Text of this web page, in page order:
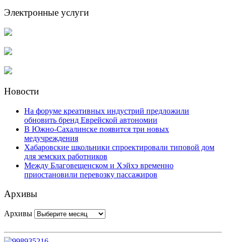
Электронные услуги
Новости
На форуме креативных индустрий предложили
обновить бренд Еврейской автономии
В Южно-Сахалинске появится три новых
медучреждения
Хабаровские школьники спроектировали типовой дом
для земских работников
Между Благовещенском и Хэйхэ временно
приостановили перевозку пассажиров
Архивы
Архивы